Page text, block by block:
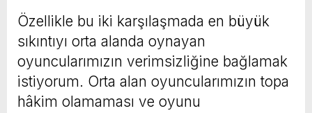
Özellikle bu iki karşılaşmada en büyük
sıkıntıyı orta alanda oynayan
oyuncularımızın verimsizliğine bağlamak
istiyorum. Orta alan oyuncularımızın topa
hâkim olamaması ve oyunu